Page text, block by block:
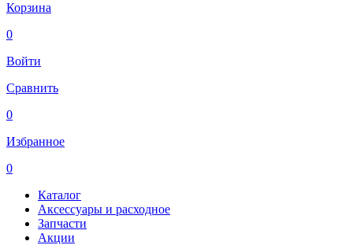
Корзина
0
Войти
Сравнить
0
Избранное
0
Каталог
Аксессуары и расходное
Запчасти
Акции